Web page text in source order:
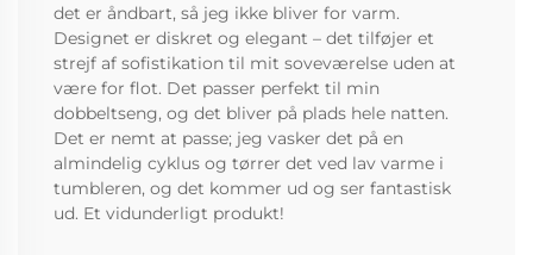
det er åndbart, så jeg ikke bliver for varm.
Designet er diskret og elegant – det tilføjer et
strejf af sofistikation til mit soveværelse uden at
være for flot. Det passer perfekt til min
dobbeltseng, og det bliver på plads hele natten.
Det er nemt at passe; jeg vasker det på en
almindelig cyklus og tørrer det ved lav varme i
tumbleren, og det kommer ud og ser fantastisk
ud. Et vidunderligt produkt!